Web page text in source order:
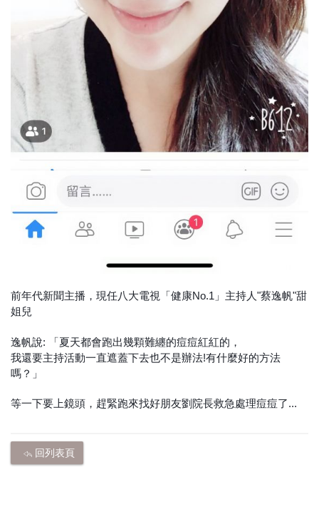
前年代新聞主播，現任八大電視「健康No.1」主持人"蔡逸帆"甜
姐兒
逸帆說: 「夏天都會跑出幾顆難纏的痘痘紅紅的，
我還要主持活動一直遮蓋下去也不是辦法!有什麼好的方法
嗎？」
等一下要上鏡頭，趕緊跑來找好朋友劉院長救急處理痘痘了...
回列表頁